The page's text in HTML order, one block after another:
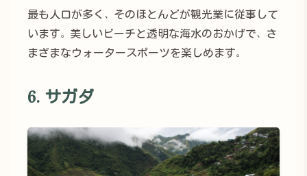
最も人口が多く、そのほとんどが観光業に従事して
います。美しいビーチと透明な海水のおかげで、さ
まざまなウォータースポーツを楽しめます。
6. サガダ